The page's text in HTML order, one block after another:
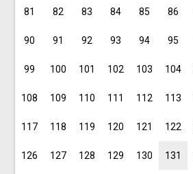
81 82 83 84 85 86
90 91 92 93 94 95
99 100 101 102 103 104
108 109 110 111 112 113
117 118 119 120 121 122
126 127 128 129 130 131